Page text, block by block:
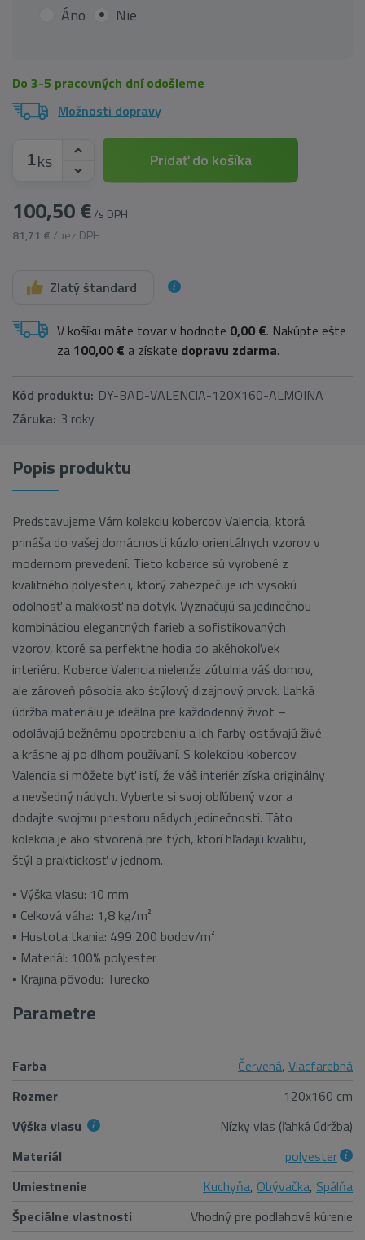
Áno Nie
Do 3-5 pracovných dní odošleme
Možnosti dopravy
ks
100,50 €/s DPH
81,71 € /bez DPH
Pridať do košíka
Zlatý štandard
V košíku máte tovar v hodnote 0,00 €. Nakúpte ešte
za 100,00 € a získate dopravu zdarma.
Kód produktu: DY-BAD-VALENCIA-120X160-ALMOINA
Záruka: 3 roky
Popis produktu
Predstavujeme Vám kolekciu kobercov Valencia, ktorá
prináša do vašej domácnosti kúzlo orientálnych vzorov v
modernom prevedení. Tieto koberce sú vyrobené z
kvalitného polyesteru, ktorý zabezpečuje ich vysokú
odolnosť a mäkkosť na dotyk. Vyznačujú sa jedinečnou
kombináciou elegantných farieb a sofistikovaných
vzorov, ktoré sa perfektne hodia do akéhokoľvek
interiéru. Koberce Valencia nielenže zútulnia váš domov,
ale zároveň pôsobia ako štýlový dizajnový prvok. Ľahká
údržba materiálu je ideálna pre každodenný život –
odolávajú bežnému opotrebeniu a ich farby ostávajú živé
a krásne aj po dlhom používaní. S kolekciou kobercov
Valencia si môžete byť istí, že váš interiér získa originálny
a nevšedný nádych. Vyberte si svoj obľúbený vzor a
dodajte svojmu priestoru nádych jedinečnosti. Táto
kolekcia je ako stvorená pre tých, ktorí hľadajú kvalitu,
štýl a praktickosť v jednom.
▪ Výška vlasu: 10 mm
▪ Celková váha: 1,8 kg/m²
▪ Hustota tkania: 499 200 bodov/m²
▪ Materiál: 100% polyester
▪ Krajina pôvodu: Turecko
Parametre
Farba Červená, Viacfarebná
Rozmer
120x160 cm
Výška vlasu
Nízky vlas (ľahká údržba)
Materiál
polyester
Umiestnenie
Kuchyňa, Obývačka, Spálňa
Špeciálne vlastnosti
Vhodný pre podlahové kúrenie